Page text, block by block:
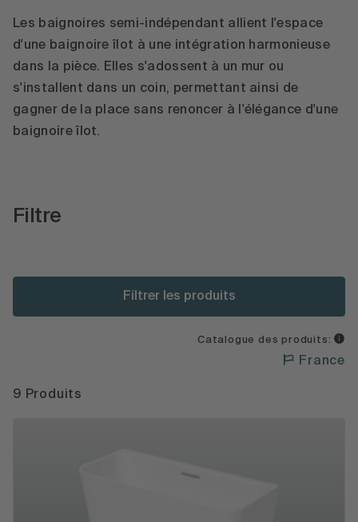
Les baignoires semi-indépendant allient l'espace
d'une baignoire îlot à une intégration harmonieuse
dans la pièce. Elles s'adossent à un mur ou
s'installent dans un coin, permettant ainsi de
gagner de la place sans renoncer à l'élégance d'une
baignoire îlot.
Filtre
Filtrer les produits
Catalogue des produits:
France
9 Produits